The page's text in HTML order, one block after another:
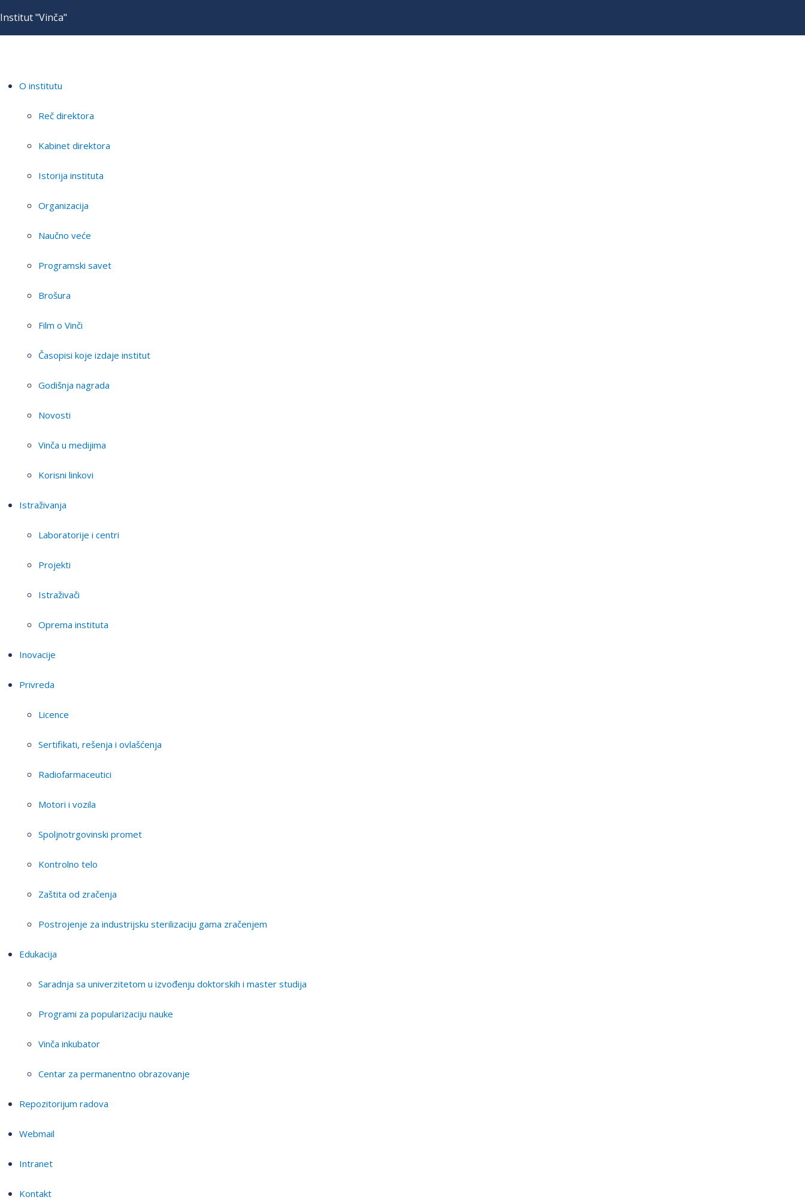
Institut "Vinča"
O institutu
Reč direktora
Kabinet direktora
Istorija instituta
Organizacija
Naučno veće
Programski savet
Brošura
Film o Vinči
Časopisi koje izdaje institut
Godišnja nagrada
Novosti
Vinča u medijima
Korisni linkovi
Istraživanja
Laboratorije i centri
Projekti
Istraživači
Oprema instituta
Inovacije
Privreda
Licence
Sertifikati, rešenja i ovlašćenja
Radiofarmaceutici
Motori i vozila
Spoljnotrgovinski promet
Kontrolno telo
Zaštita od zračenja
Postrojenje za industrijsku sterilizaciju gama zračenjem
Edukacija
Saradnja sa univerzitetom u izvođenju doktorskih i master studija
Programi za popularizaciju nauke
Vinča inkubator
Centar za permanentno obrazovanje
Repozitorijum radova
Webmail
Intranet
Kontakt